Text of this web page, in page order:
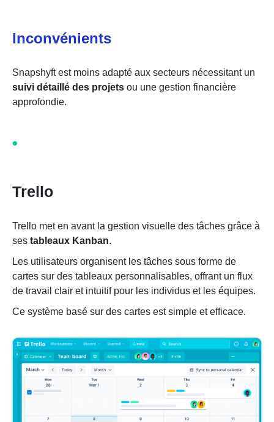
Inconvénients
Snapshyft est moins adapté aux secteurs nécessitant un
suivi détaillé des projets ou une gestion financière
approfondie.
Trello
Trello met en avant la gestion visuelle des tâches grâce à
ses tableaux Kanban.
Les utilisateurs organisent les tâches sous forme de
cartes sur des tableaux personnalisables, offrant un flux
de travail clair et intuitif pour les individus et les équipes.
Ce système basé sur des cartes est simple et efficace.